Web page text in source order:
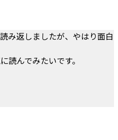
み返しましたが、やはり面白
読んでみたいです。